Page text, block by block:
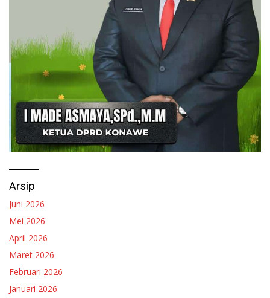
Arsip
Juni 2026
Mei 2026
April 2026
Maret 2026
Februari 2026
Januari 2026